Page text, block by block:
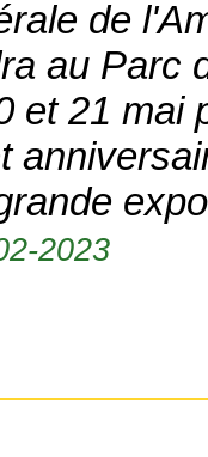
de
au Parc
et 21 mai
2023